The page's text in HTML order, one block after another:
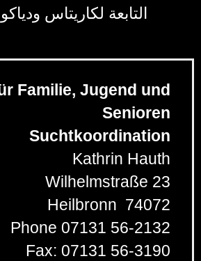
التابعة لكاريتاس
Familie, Jugend und
Senioren
Suchtkoordination
Kathrin Hauth
Wilhelmstraße 23
74072
Heilbronn
Phone 07131 56-2132
Fax: 07131 56-3190